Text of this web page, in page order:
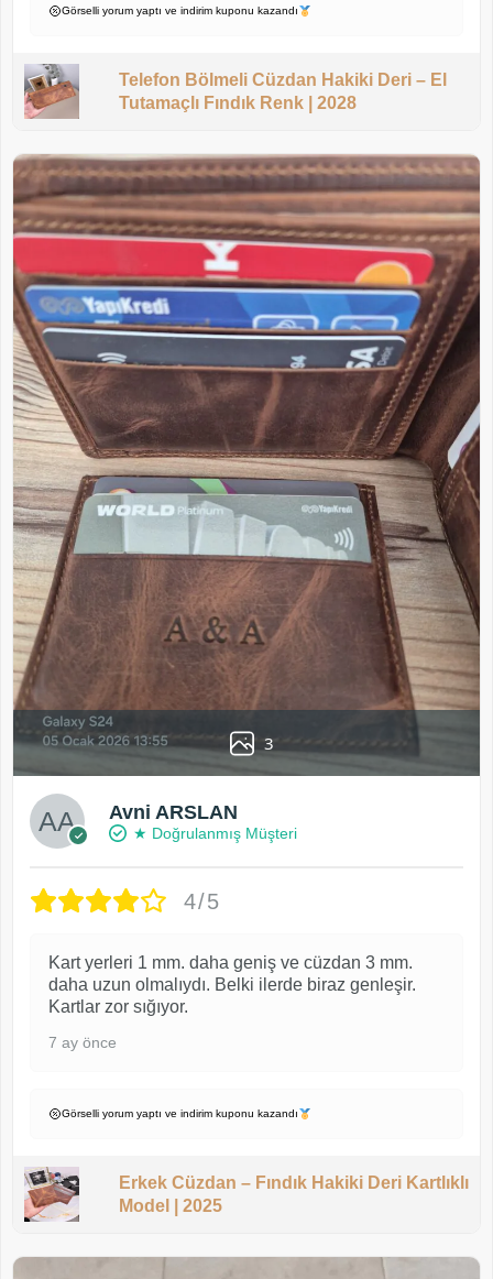
Görselli yorum yaptı ve indirim kuponu kazandı
Telefon Bölmeli Cüzdan Hakiki Deri – El
Tutamaçlı Fındık Renk | 2028
3
Avni ARSLAN
★ Doğrulanmış Müşteri
4/5
Kart yerleri 1 mm. daha geniş ve cüzdan 3 mm.
daha uzun olmalıydı. Belki ilerde biraz genleşir.
Kartlar zor sığıyor.
7 ay önce
Görselli yorum yaptı ve indirim kuponu kazandı
Erkek Cüzdan – Fındık Hakiki Deri Kartlıklı
Model | 2025